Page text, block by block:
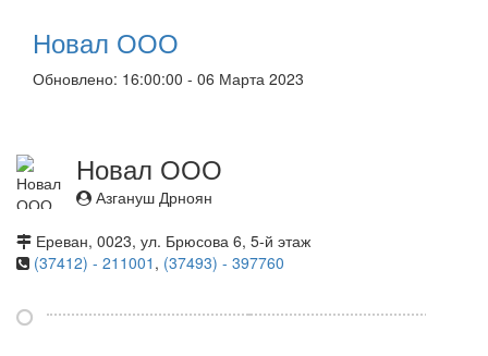
Новал ООО
Обновлено: 16:00:00 - 06 Марта 2023
Новал ООО
Азгануш Дрноян
Ереван, 0023, ул. Брюсова 6, 5-й этаж
(37412) - 211001 , (37493) - 397760